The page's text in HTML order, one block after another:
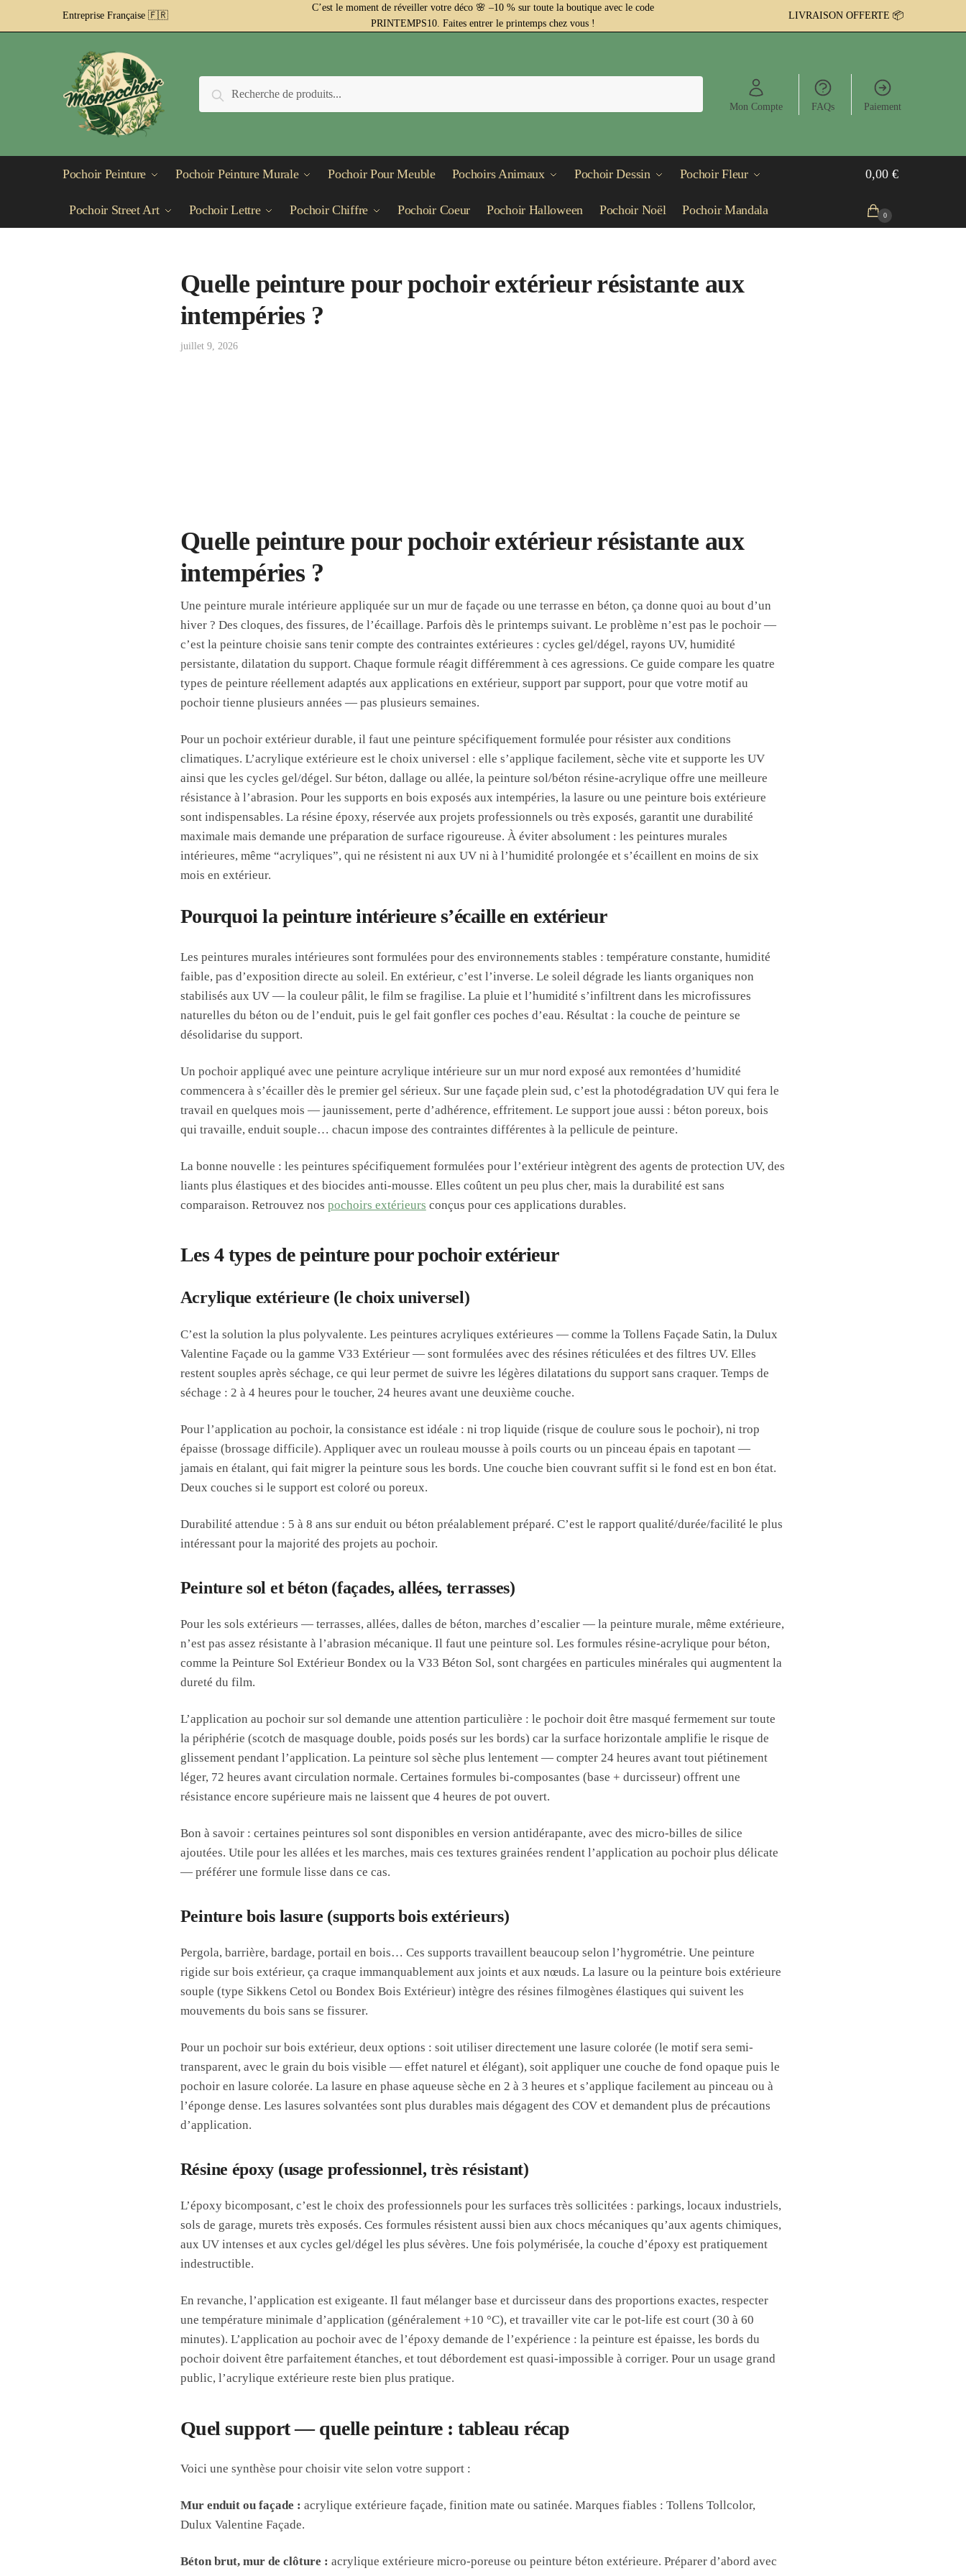
Entreprise Française 🇫🇷
C’est le moment de réveiller votre déco 🌸 –10 % sur toute la boutique avec le code
PRINTEMPS10. Faites entrer le printemps chez vous !
LIVRAISON OFFERTE 📦
pour :
Recherche
Mon Compte FAQs Paiement
Pochoir Peinture Pochoir Peinture Murale Pochoir Pour Meuble Pochoirs Animaux Pochoir Dessin Pochoir Fleur
Pochoir Street Art Pochoir Lettre Pochoir Chiffre Pochoir Coeur Pochoir Halloween Pochoir Noël Pochoir Mandala
0,00€
0
Quelle peinture pour pochoir extérieur résistante aux
intempéries ?
juillet 9, 2026
Quelle peinture pour pochoir extérieur résistante aux
intempéries ?
Une peinture murale intérieure appliquée sur un mur de façade ou une terrasse en béton, ça donne quoi au bout d’un
hiver ? Des cloques, des fissures, de l’écaillage. Parfois dès le printemps suivant. Le problème n’est pas le pochoir —
c’est la peinture choisie sans tenir compte des contraintes extérieures : cycles gel/dégel, rayons UV, humidité
persistante, dilatation du support. Chaque formule réagit différemment à ces agressions. Ce guide compare les quatre
types de peinture réellement adaptés aux applications en extérieur, support par support, pour que votre motif au
pochoir tienne plusieurs années — pas plusieurs semaines.
Pour un pochoir extérieur durable, il faut une peinture spécifiquement formulée pour résister aux conditions
climatiques. L’acrylique extérieure est le choix universel : elle s’applique facilement, sèche vite et supporte les UV
ainsi que les cycles gel/dégel. Sur béton, dallage ou allée, la peinture sol/béton résine-acrylique offre une meilleure
résistance à l’abrasion. Pour les supports en bois exposés aux intempéries, la lasure ou une peinture bois extérieure
sont indispensables. La résine époxy, réservée aux projets professionnels ou très exposés, garantit une durabilité
maximale mais demande une préparation de surface rigoureuse. À éviter absolument : les peintures murales
intérieures, même “acryliques”, qui ne résistent ni aux UV ni à l’humidité prolongée et s’écaillent en moins de six
mois en extérieur.
Pourquoi la peinture intérieure s’écaille en extérieur
Les peintures murales intérieures sont formulées pour des environnements stables : température constante, humidité
faible, pas d’exposition directe au soleil. En extérieur, c’est l’inverse. Le soleil dégrade les liants organiques non
stabilisés aux UV — la couleur pâlit, le film se fragilise. La pluie et l’humidité s’infiltrent dans les microfissures
naturelles du béton ou de l’enduit, puis le gel fait gonfler ces poches d’eau. Résultat : la couche de peinture se
désolidarise du support.
Un pochoir appliqué avec une peinture acrylique intérieure sur un mur nord exposé aux remontées d’humidité
commencera à s’écailler dès le premier gel sérieux. Sur une façade plein sud, c’est la photodégradation UV qui fera le
travail en quelques mois — jaunissement, perte d’adhérence, effritement. Le support joue aussi : béton poreux, bois
qui travaille, enduit souple… chacun impose des contraintes différentes à la pellicule de peinture.
La bonne nouvelle : les peintures spécifiquement formulées pour l’extérieur intègrent des agents de protection UV, des
liants plus élastiques et des biocides anti-mousse. Elles coûtent un peu plus cher, mais la durabilité est sans
comparaison. Retrouvez nos pochoirs extérieurs conçus pour ces applications durables.
Les 4 types de peinture pour pochoir extérieur
Acrylique extérieure (le choix universel)
C’est la solution la plus polyvalente. Les peintures acryliques extérieures — comme la Tollens Façade Satin, la Dulux
Valentine Façade ou la gamme V33 Extérieur — sont formulées avec des résines réticulées et des filtres UV. Elles
restent souples après séchage, ce qui leur permet de suivre les légères dilatations du support sans craquer. Temps de
séchage : 2 à 4 heures pour le toucher, 24 heures avant une deuxième couche.
Pour l’application au pochoir, la consistance est idéale : ni trop liquide (risque de coulure sous le pochoir), ni trop
épaisse (brossage difficile). Appliquer avec un rouleau mousse à poils courts ou un pinceau épais en tapotant —
jamais en étalant, qui fait migrer la peinture sous les bords. Une couche bien couvrant suffit si le fond est en bon état.
Deux couches si le support est coloré ou poreux.
Durabilité attendue : 5 à 8 ans sur enduit ou béton préalablement préparé. C’est le rapport qualité/durée/facilité le plus
intéressant pour la majorité des projets au pochoir.
Peinture sol et béton (façades, allées, terrasses)
Pour les sols extérieurs — terrasses, allées, dalles de béton, marches d’escalier — la peinture murale, même extérieure,
n’est pas assez résistante à l’abrasion mécanique. Il faut une peinture sol. Les formules résine-acrylique pour béton,
comme la Peinture Sol Extérieur Bondex ou la V33 Béton Sol, sont chargées en particules minérales qui augmentent la
dureté du film.
L’application au pochoir sur sol demande une attention particulière : le pochoir doit être masqué fermement sur toute
la périphérie (scotch de masquage double, poids posés sur les bords) car la surface horizontale amplifie le risque de
glissement pendant l’application. La peinture sol sèche plus lentement — compter 24 heures avant tout piétinement
léger, 72 heures avant circulation normale. Certaines formules bi-composantes (base + durcisseur) offrent une
résistance encore supérieure mais ne laissent que 4 heures de pot ouvert.
Bon à savoir : certaines peintures sol sont disponibles en version antidérapante, avec des micro-billes de silice
ajoutées. Utile pour les allées et les marches, mais ces textures grainées rendent l’application au pochoir plus délicate
— préférer une formule lisse dans ce cas.
Peinture bois lasure (supports bois extérieurs)
Pergola, barrière, bardage, portail en bois… Ces supports travaillent beaucoup selon l’hygrométrie. Une peinture
rigide sur bois extérieur, ça craque immanquablement aux joints et aux nœuds. La lasure ou la peinture bois extérieure
souple (type Sikkens Cetol ou Bondex Bois Extérieur) intègre des résines filmogènes élastiques qui suivent les
mouvements du bois sans se fissurer.
Pour un pochoir sur bois extérieur, deux options : soit utiliser directement une lasure colorée (le motif sera semi-
transparent, avec le grain du bois visible — effet naturel et élégant), soit appliquer une couche de fond opaque puis le
pochoir en lasure colorée. La lasure en phase aqueuse sèche en 2 à 3 heures et s’applique facilement au pinceau ou à
l’éponge dense. Les lasures solvantées sont plus durables mais dégagent des COV et demandent plus de précautions
d’application.
Résine époxy (usage professionnel, très résistant)
L’époxy bicomposant, c’est le choix des professionnels pour les surfaces très sollicitées : parkings, locaux industriels,
sols de garage, murets très exposés. Ces formules résistent aussi bien aux chocs mécaniques qu’aux agents chimiques,
aux UV intenses et aux cycles gel/dégel les plus sévères. Une fois polymérisée, la couche d’époxy est pratiquement
indestructible.
En revanche, l’application est exigeante. Il faut mélanger base et durcisseur dans des proportions exactes, respecter
une température minimale d’application (généralement +10 °C), et travailler vite car le pot-life est court (30 à 60
minutes). L’application au pochoir avec de l’époxy demande de l’expérience : la peinture est épaisse, les bords du
pochoir doivent être parfaitement étanches, et tout débordement est quasi-impossible à corriger. Pour un usage grand
public, l’acrylique extérieure reste bien plus pratique.
Quel support — quelle peinture : tableau récap
Voici une synthèse pour choisir vite selon votre support :
Mur enduit ou façade : acrylique extérieure façade, finition mate ou satinée. Marques fiables : Tollens Tollcolor,
Dulux Valentine Façade.
Béton brut, mur de clôture : acrylique extérieure micro-poreuse ou peinture béton extérieure. Préparer d’abord avec